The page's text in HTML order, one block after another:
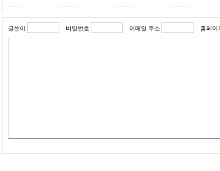
글쓴이 비밀번호 이메일 주소 홈페이